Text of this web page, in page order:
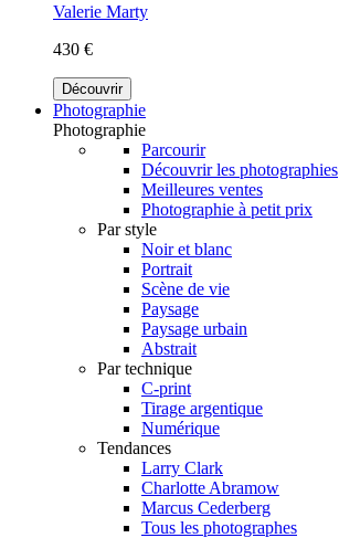
Valerie Marty
430 €
Découvrir
Photographie
Photographie
Parcourir
Découvrir les photographies
Meilleures ventes
Photographie à petit prix
Par style
Noir et blanc
Portrait
Scène de vie
Paysage
Paysage urbain
Abstrait
Par technique
C-print
Tirage argentique
Numérique
Tendances
Larry Clark
Charlotte Abramow
Marcus Cederberg
Tous les photographes